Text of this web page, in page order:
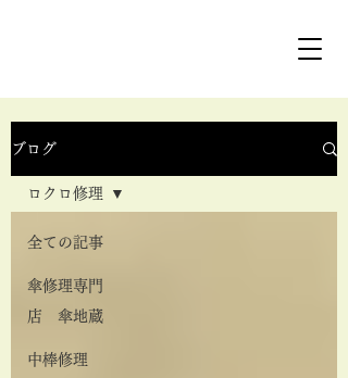
ブログ
全ての記事
傘修理専門
店 傘地蔵
中棒修理
ロクロ修理